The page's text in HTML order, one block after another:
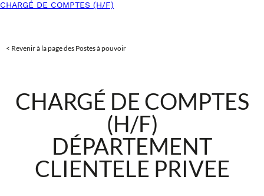
CHARGÉ DE COMPTES (H/F)
< Revenir à la page des Postes à pouvoir
CHARGÉ DE COMPTES
(H/F)
DÉPARTEMENT
CLIENTELE PRIVEE